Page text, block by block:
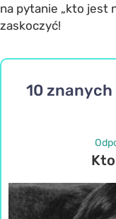
na pytanie „kto jest
zaskoczyć!
10 znanych